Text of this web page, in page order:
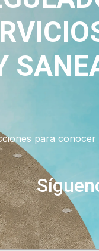
y mejorar la
eficiencia y